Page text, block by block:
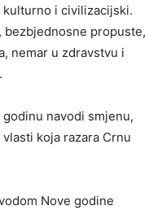
kulturno i civilizacijski.
bezbjednosne propuste,
nemar u zdravstvu i
navodi smjenu,
koja razara Crnu
Nove godine